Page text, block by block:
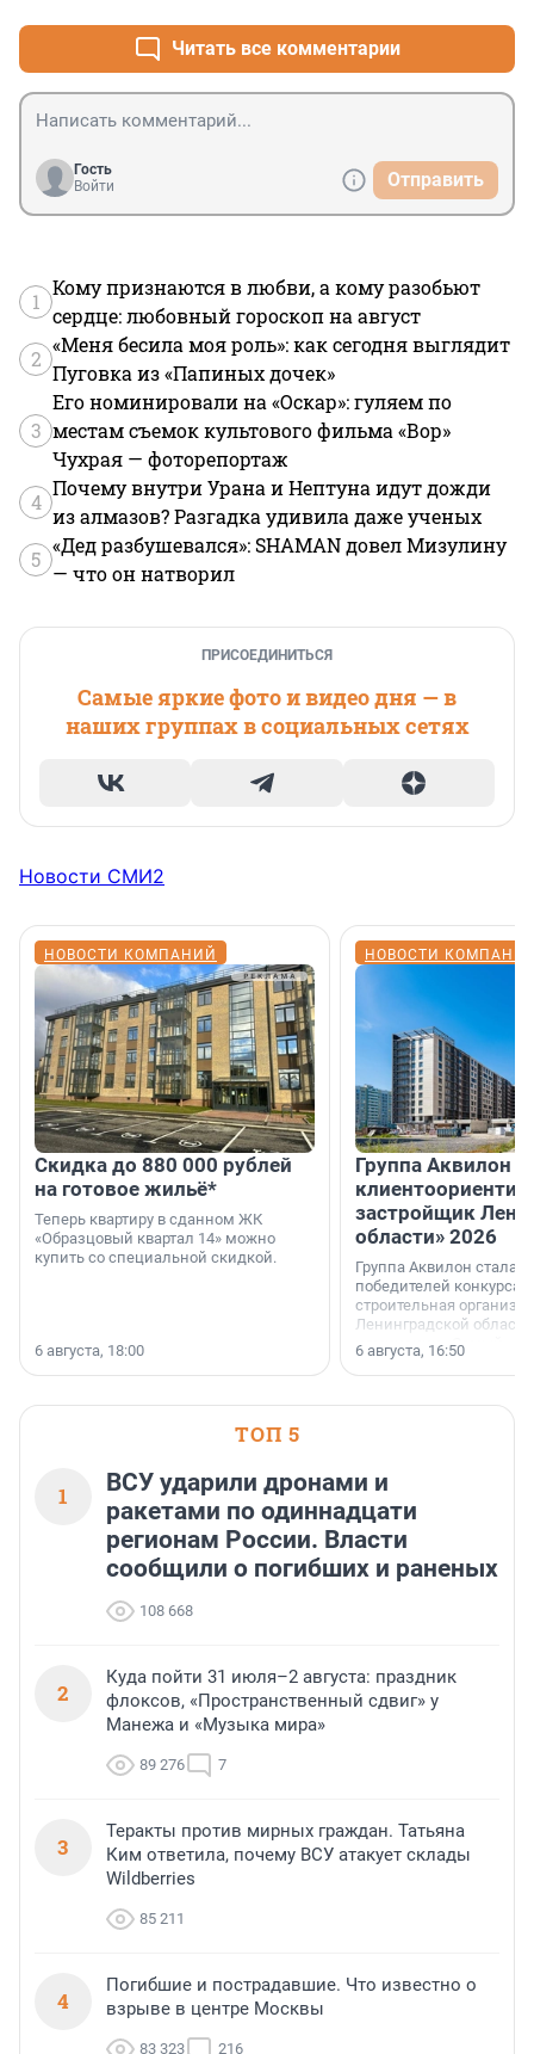
Читать все комментарии
Гость
Войти
Отправить
1
Кому признаются в любви, а кому разобьют
сердце: любовный гороскоп на август
2
«Меня бесила моя роль»: как сегодня выглядит
Пуговка из «Папиных дочек»
3
Его номинировали на «Оскар»: гуляем по
местам съемок культового фильма «Вор»
Чухрая — фоторепортаж
4
Почему внутри Урана и Нептуна идут дожди
из алмазов? Разгадка удивила даже ученых
5
«Дед разбушевался»: SHAMAN довел Мизулину
— что он натворил
ПРИСОЕДИНИТЬСЯ
Самые яркие фото и видео дня — в
наших группах в социальных сетях
Новости СМИ2
НОВОСТИ КОМПАНИЙ
Скидка до 880 000 рублей
на готовое жильё*
Теперь квартиру в сданном ЖК
«Образцовый квартал 14» можно
купить со специальной скидкой.
6 августа, 18:00
НОВОСТИ
Группа Аквилон
застройщик
области» 2026
Группа Аквилон стала
победителей конкурса
строительная
Ленинградской области
номинации «Самый
застройщик
области».
6 августа, 16:50
ТОП 5
1
ВСУ ударили дронами и
ракетами по одиннадцати
регионам России. Власти
сообщили о погибших и раненых
108 668
2
Куда пойти 31 июля–2 августа: праздник
флоксов, «Пространственный сдвиг» у
Манежа и «Музыка мира»
89 276 7
3
Теракты против мирных граждан. Татьяна
Ким ответила, почему ВСУ атакует склады
Wildberries
85 211
4
Погибшие и пострадавшие. Что известно о
взрыве в центре Москвы
83 323 216